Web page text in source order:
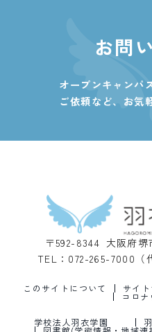
お問
オープンキャンパ
ご依頼など、 お気
〒592-8344 大阪府
TEL：072-265-7000（
このサイトについて サイ
コロ
学校法人羽衣学園